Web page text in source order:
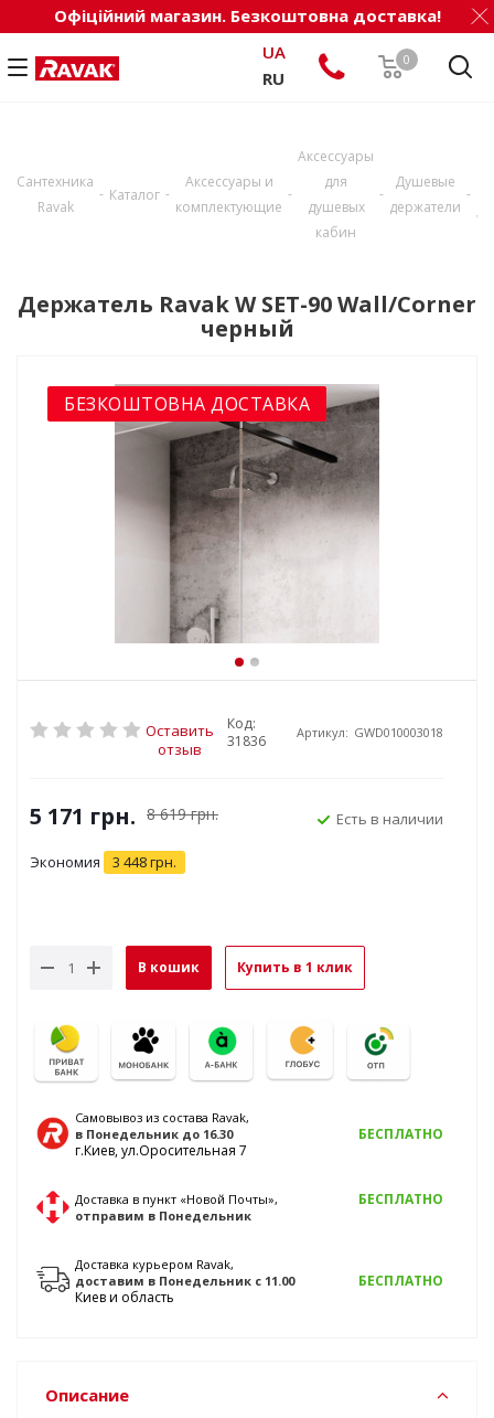
Офіційний магазин. Безкоштовна доставка!
0
UA
RU
Сантехника
Ravak
- Каталог -
Аксессуары и
комплектующие
-
Аксессуары
для
душевых
кабин
-
Душевые
держатели
-
Держатель Ravak W SET-90 Wall/Corner
черный
БЕЗКОШТОВНА ДОСТАВКА
Оставить
отзыв
Код:
31836
Артикул: GWD010003018
5 171 грн. 8 619грн.
Экономия 3 448грн.
Есть в наличии
В кошик Купить в 1 клик
Самовывоз из состава Ravak,
в Понедельник до 16.30
г.Киев, ул.Оросительная 7
БЕСПЛАТНО
Доставка в пункт «Новой Почты»,
отправим в Понедельник
БЕСПЛАТНО
Доставка курьером Ravak,
доставим в Понедельник с 11.00
Киев и область
БЕСПЛАТНО
Описание